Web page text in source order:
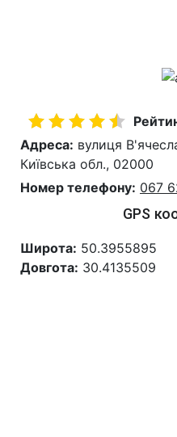
Адреса: вулиця
Київська обл., 02000
Номер телефону: 067
GPS
Широта: 50.3955895
Довгота: 30.4135509